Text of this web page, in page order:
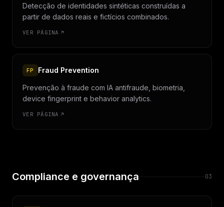
Detecção de identidades sintéticas construídas a
partir de dados reais e fictícios combinados.
VER PÁGINA
FP Fraud Prevention
Prevenção à fraude com IA antifraude, biometria,
device fingerprint e behavior analytics.
VER PÁGINA
Compliance e governança 03